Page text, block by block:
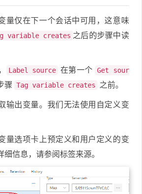
量仅在下一个会话中可用，这意味
variable creates 之后的步骤中读
Label source 在第一个 Get sour
骤 Tag variable creates 之前。
输出变量。我们无法使用自定义变
量选项卡上预定义和用户定义的变
细信息，请参阅标签来源。